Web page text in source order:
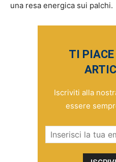
una resa energica sui palchi.
TI PIACE
Iscriviti alla
essere